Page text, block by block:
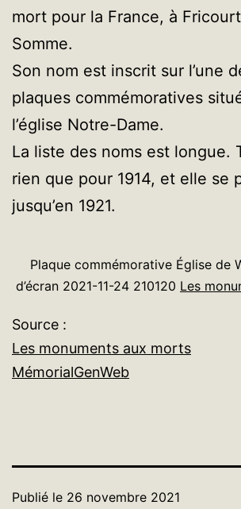
mort pour la France, à
Somme.
Son nom est inscrit sur l’une
plaques commémoratives
l’église Notre-Dame.
La liste des noms est longue.
rien que pour 1914, et elle se
jusqu’en 1921.
Plaque commémorative Église de
d’écran 2021-11-24 210120 Les
Source :
Les monuments aux morts
MémorialGenWeb
Publié le 26 novembre 2021